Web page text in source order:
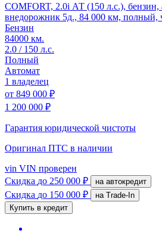
COMFORT, 2.0i АТ (150 л.с.), бензин,
внедорожник 5д., 84 000 км, полный,
Бензин
84000 км.
2.0 / 150 л.с.
Полный
Автомат
1 владелец
от 849 000 ₽
1 200 000 ₽
Гарантия юридической чистоты
Оригинал ПТС в наличии
vin VIN проверен
Скидка до 250 000 ₽ на автокредит
Скидка до 150 000 ₽
на Trade-In
Купить в кредит